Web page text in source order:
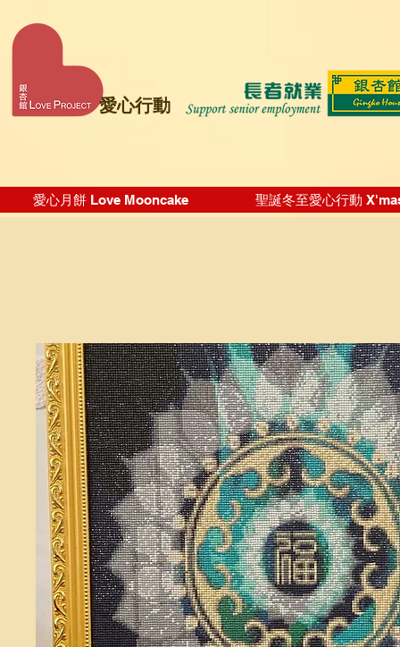
愛心行動
愛心月餅 Love Mooncake 聖誕冬至愛心行動